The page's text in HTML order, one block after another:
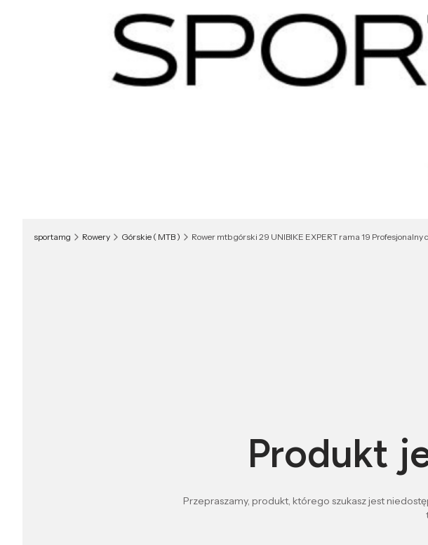
sportamg Rowery Górskie ( MTB ) Rower mtb górski 29 UNIBIKE EXPERT rama 19
Produkt
Przepraszamy, produkt, którego szukasz jest